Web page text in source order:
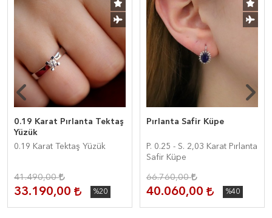
0.19 Karat Pırlanta Tektaş
Yüzük
0.19 Karat Tektaş Yüzük
41.490,00
33.190,00 %20
Pırlanta Safir Küpe
P. 0.25 - S. 2,03 Karat Pırlanta
Safir Küpe
66.760,00
40.060,00 %40